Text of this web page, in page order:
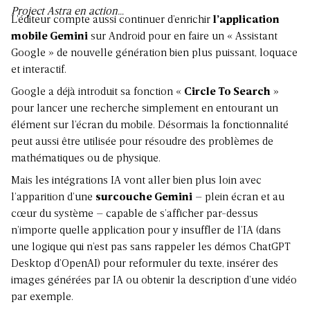
Project Astra en action…
L’éditeur compte aussi continuer d’enrichir l’application
mobile Gemini sur Android pour en faire un « Assistant
Google » de nouvelle génération bien plus puissant, loquace
et interactif.
Google a déjà introduit sa fonction « Circle To Search »
pour lancer une recherche simplement en entourant un
élément sur l’écran du mobile. Désormais la fonctionnalité
peut aussi être utilisée pour résoudre des problèmes de
mathématiques ou de physique.
Mais les intégrations IA vont aller bien plus loin avec
l’apparition d’une surcouche Gemini – plein écran et au
cœur du système – capable de s’afficher par-dessus
n’importe quelle application pour y insuffler de l’IA (dans
une logique qui n’est pas sans rappeler les démos ChatGPT
Desktop d’OpenAI) pour reformuler du texte, insérer des
images générées par IA ou obtenir la description d’une vidéo
par exemple.